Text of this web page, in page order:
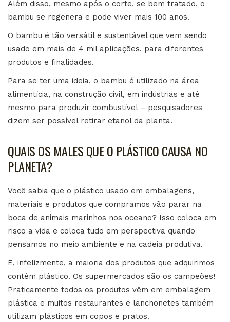
Além disso, mesmo após o corte, se bem tratado, o
bambu se regenera e pode viver mais 100 anos.
O bambu é tão versátil e sustentável que vem sendo
usado em mais de 4 mil aplicações, para diferentes
produtos e finalidades.
Para se ter uma ideia, o bambu é utilizado na área
alimentícia, na construção civil, em indústrias e até
mesmo para produzir combustível – pesquisadores
dizem ser possível retirar etanol da planta.
QUAIS OS MALES QUE O PLÁSTICO CAUSA NO
PLANETA?
Você sabia que o plástico usado em embalagens,
materiais e produtos que compramos vão parar na
boca de animais marinhos nos oceano? Isso coloca em
risco a vida e coloca tudo em perspectiva quando
pensamos no meio ambiente e na cadeia produtiva.
E, infelizmente, a maioria dos produtos que adquirimos
contém plástico. Os supermercados são os campeões!
Praticamente todos os produtos vêm em embalagem
plástica e muitos restaurantes e lanchonetes também
utilizam plásticos em copos e pratos.